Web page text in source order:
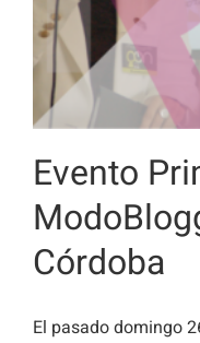
Evento
Córdoba
El pasado domingo